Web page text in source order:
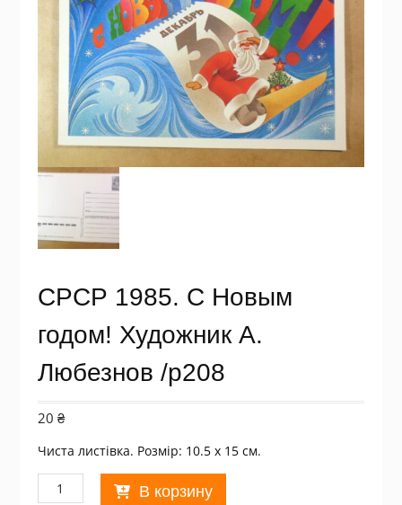
СРСР 1985. С Новым
годом! Художник А.
Любезнов /р208
20 ₴
Чиста листівка. Розмір: 10.5 х 15 см.
Количество
товара
В корзину